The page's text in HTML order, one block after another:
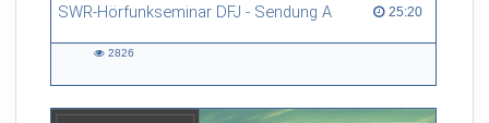
SWR-Hörfunkseminar DFJ - Sendung A 25:20
25:20 duration
2826